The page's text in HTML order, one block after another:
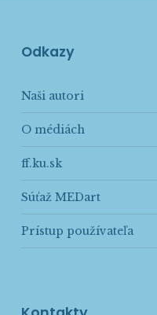
Odkazy
Naši autori
O médiách
ff.ku.sk
Súťaž MEDart
Prístup používateľa